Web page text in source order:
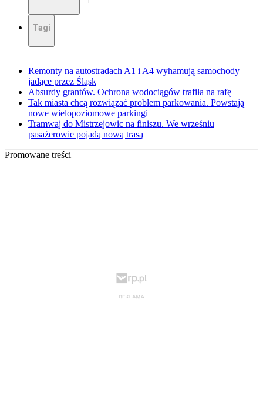
Tagi
Remonty na autostradach A1 i A4 wyhamują samochody
jadące przez Śląsk
Absurdy grantów. Ochrona wodociągów trafiła na rafę
Tak miasta chcą rozwiązać problem parkowania. Powstają
nowe wielopoziomowe parkingi
Tramwaj do Mistrzejowic na finiszu. We wrześniu
pasażerowie pojadą nową trasą
Promowane treści